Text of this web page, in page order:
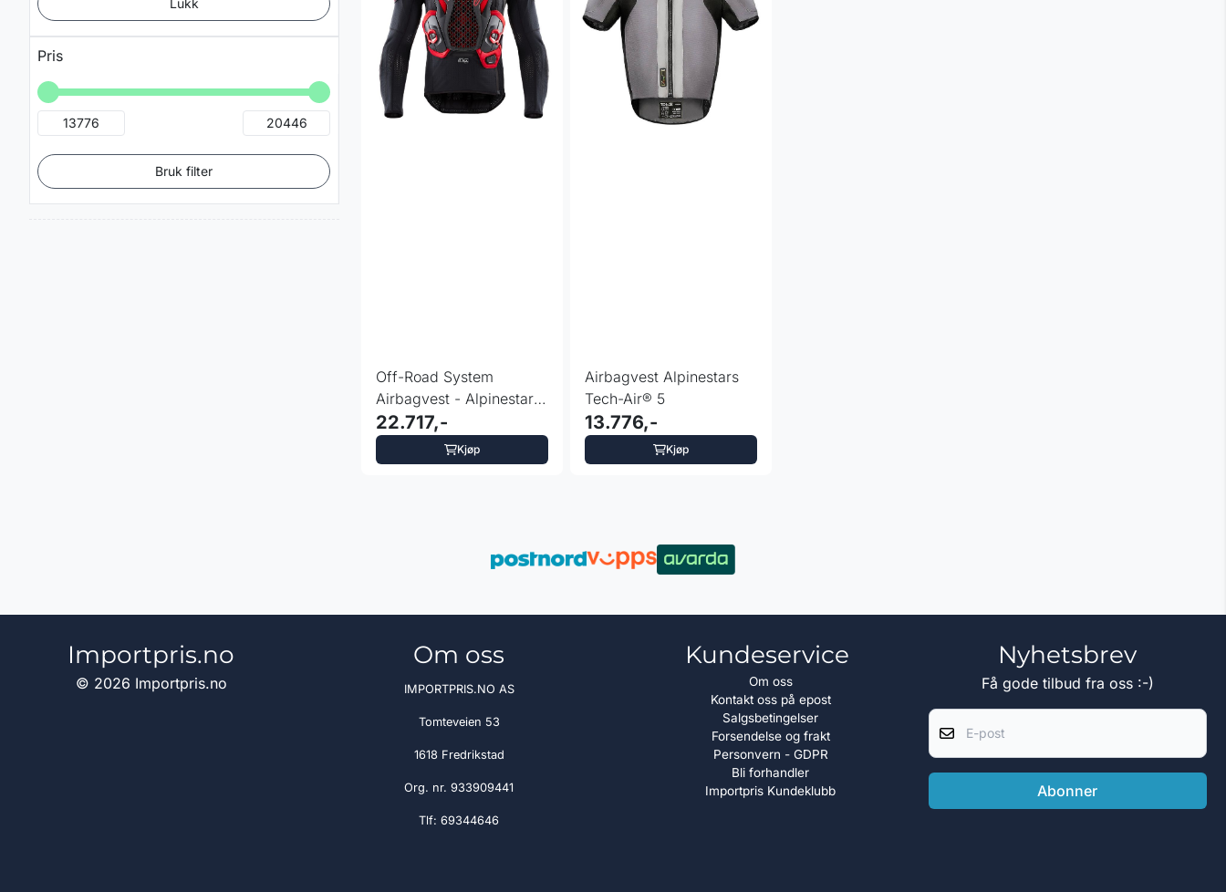
Lukk
Pris
Bruk filter
Off-Road System
Airbagvest - Alpinestars
Tech-Air®
22.717,-
Kjøp
Airbagvest Alpinestars
Tech-Air® 5
13.776,-
Kjøp
Importpris.no
© 2026 Importpris.no
Om oss
IMPORTPRIS.NO AS
Tomteveien 53
1618 Fredrikstad
Org. nr. 933909441
Tlf:69344646
Kundeservice
Om oss
Kontakt oss på epost
Salgsbetingelser
Forsendelse og frakt
Personvern - GDPR
Bli forhandler
Importpris Kundeklubb
Nyhetsbrev
Få gode tilbud fra oss :-)
Abonner